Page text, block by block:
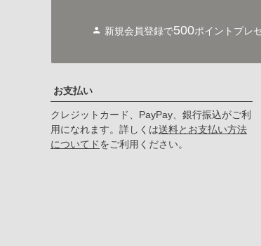
アクシア
セルマ
アーク
新規会員登録で500ポイントプレ
お支払い
クレジットカード、PayPay、銀行振込がご利
用になれます。詳しくは送料とお支払い方法
についてドをご利用ください。